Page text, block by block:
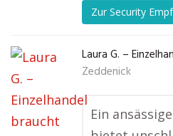
Zur Security
Laura G. –
Zeddenick
Ein